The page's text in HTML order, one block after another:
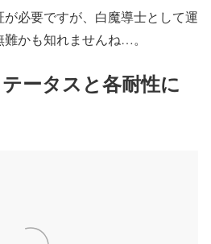
必要ですが、白魔導士として運
かも知れませんね…。
ータスと各耐性に